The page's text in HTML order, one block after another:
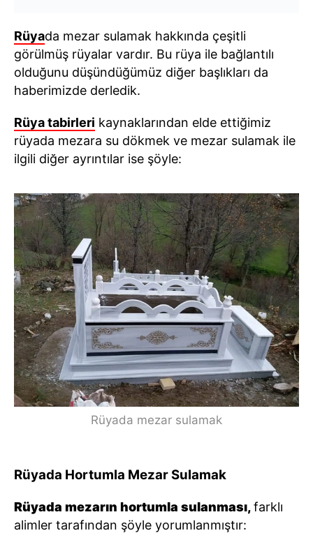
Rüyada mezar sulamak hakkında çeşitli
görülmüş rüyalar vardır. Bu rüya ile bağlantılı
olduğunu düşündüğümüz diğer başlıkları da
haberimizde derledik.
Rüya tabirleri kaynaklarından elde ettiğimiz
rüyada mezara su dökmek ve mezar sulamak ile
ilgili diğer ayrıntılar ise şöyle:
Rüyada mezar sulamak
Rüyada Hortumla Mezar Sulamak
Rüyada mezarın hortumla sulanması,farklı
alimler tarafından şöyle yorumlanmıştır: